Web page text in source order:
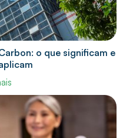
o que significam e